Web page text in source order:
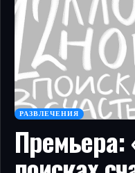
РАЗВЛЕЧЕНИЯ
Премьера: